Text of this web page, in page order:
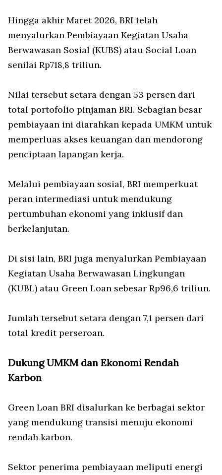
Hingga akhir Maret 2026, BRI telah
menyalurkan Pembiayaan Kegiatan Usaha
Berwawasan Sosial (KUBS) atau Social Loan
senilai Rp718,8 triliun.
Nilai tersebut setara dengan 53 persen dari
total portofolio pinjaman BRI. Sebagian besar
pembiayaan ini diarahkan kepada UMKM untuk
memperluas akses keuangan dan mendorong
penciptaan lapangan kerja.
Melalui pembiayaan sosial, BRI memperkuat
peran intermediasi untuk mendukung
pertumbuhan ekonomi yang inklusif dan
berkelanjutan.
Di sisi lain, BRI juga menyalurkan Pembiayaan
Kegiatan Usaha Berwawasan Lingkungan
(KUBL) atau Green Loan sebesar Rp96,6 triliun.
Jumlah tersebut setara dengan 7,1 persen dari
total kredit perseroan.
Dukung UMKM dan Ekonomi Rendah
Karbon
Green Loan BRI disalurkan ke berbagai sektor
yang mendukung transisi menuju ekonomi
rendah karbon.
Sektor penerima pembiayaan meliputi energi